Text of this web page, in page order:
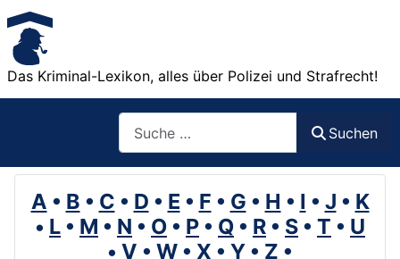
Das Kriminal-Lexikon, alles über Polizei und Strafrecht!
Suchen
A • B • C • D • E • F • G • H • I • J • K
• L • M • N • O • P • Q • R • S • T • U
• V • W • X • Y • Z •